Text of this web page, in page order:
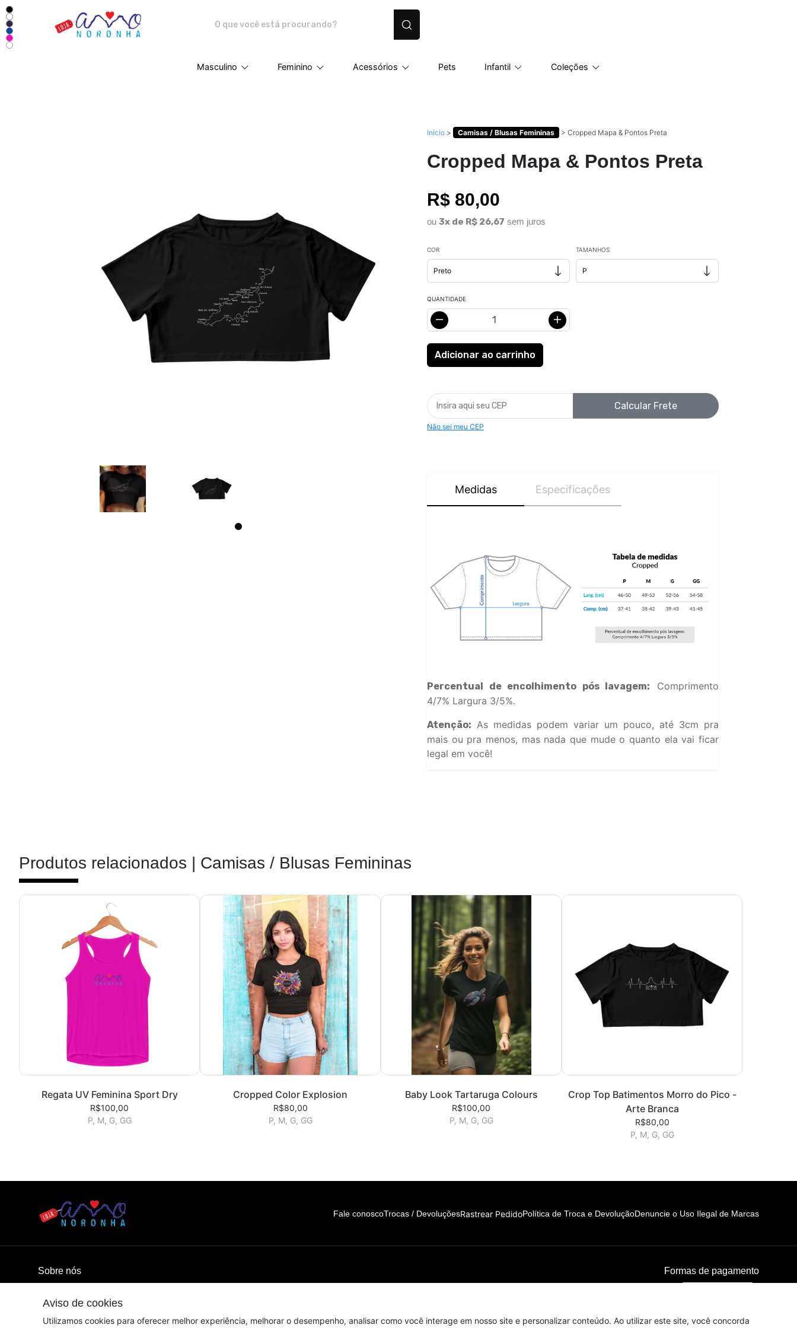
Masculino Feminino Acessórios Pets Infantil Coleções
Início > Camisas / Blusas Femininas > Cropped Mapa & Pontos Preta
Cropped Mapa & Pontos Preta
R$ 80,00
ou 3x de R$ 26,67 sem juros
COR TAMANHOS
QUANTIDADE
Calcular Frete
Não sei meu CEP
Medidas Especificações
Percentual de encolhimento pós lavagem:
Comprimento
4/7% Largura 3/5%.
Atenção: As medidas podem variar um pouco, até 3cm pra
mais ou pra menos, mas nada que mude o quanto ela vai ficar
legal em você!
Produtos relacionados | Camisas / Blusas Femininas
Regata UV Feminina Sport Dry
R$100,00
P, M, G, GG
Cropped Color Explosion
R$80,00
P, M, G, GG
Baby Look Tartaruga Colours
R$100,00
P, M, G, GG
Crop Top Batimentos Morro do Pico -
Arte Branca
R$80,00
P, M, G, GG
Aviso de cookies
Utilizamos cookies para oferecer melhor experiência, melhorar o desempenho, analisar como você interage em nosso site e personalizar conteúdo. Ao utilizar este site, você concorda
Fale conoscoTrocas / DevoluçõesRastrear PedidoPolítica de Troca e DevoluçãoDenuncie o Uso Ilegal de Marcas
Sobre nós
Formas de pagamento